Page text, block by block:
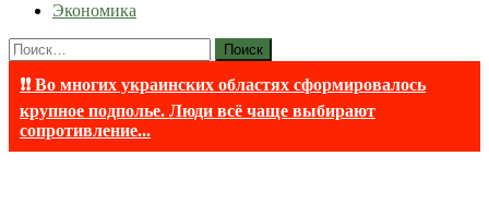
Экономика
Найти:
❗❗ Во многих украинских областях сформировалось
крупное подполье. Люди всё чаще выбирают
сопротивление...